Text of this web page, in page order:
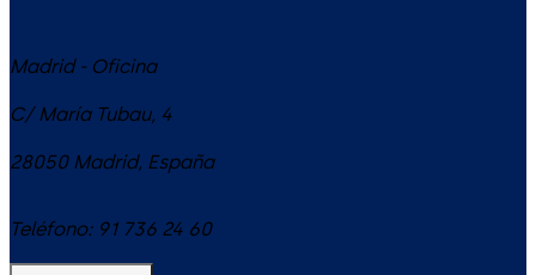
Madrid - Oficina
C/ María Tubau, 4
28050 Madrid, España
Teléfono: 91 736 24 60